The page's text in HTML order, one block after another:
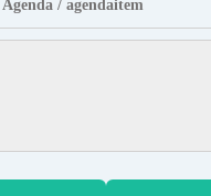
Agenda / agendaitem